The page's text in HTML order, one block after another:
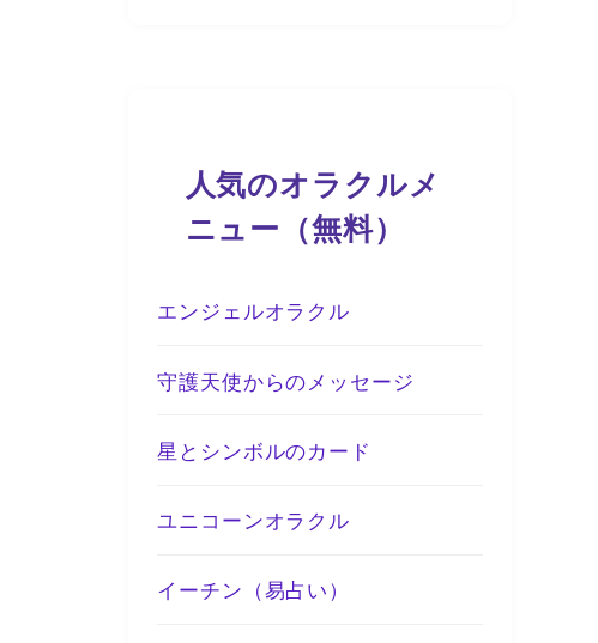
人気のオラクルメ
ニュー（無料）
エンジェルオラクル
守護天使からのメッセージ
星とシンボルのカード
ユニコーンオラクル
イーチン（易占い）